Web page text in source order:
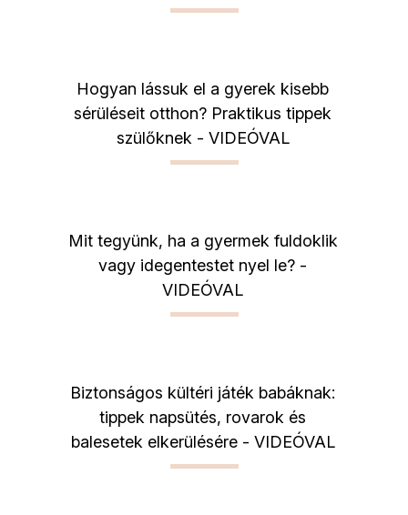
Hogyan lássuk el a gyerek kisebb
sérüléseit otthon? Praktikus tippek
szülőknek - VIDEÓVAL
Mit tegyünk, ha a gyermek fuldoklik
vagy idegentestet nyel le? -
VIDEÓVAL
Biztonságos kültéri játék babáknak:
tippek napsütés, rovarok és
balesetek elkerülésére - VIDEÓVAL